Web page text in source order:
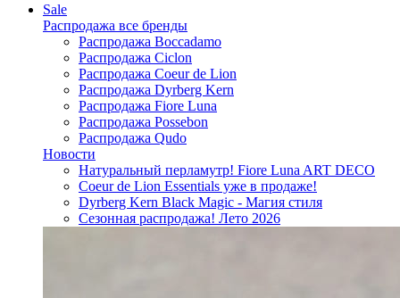
Sale
Распродажа все бренды
Распродажа Boccadamo
Распродажа Ciclon
Распродажа Coeur de Lion
Распродажа Dyrberg Kern
Распродажа Fiore Luna
Распродажа Possebon
Распродажа Qudo
Новости
Натуральный перламутр! Fiore Luna ART DECO
Coeur de Lion Essentials уже в продаже!
Dyrberg Kern Black Magic - Магия стиля
Сезонная распродажа! Лето 2026